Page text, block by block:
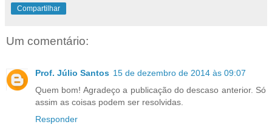
Compartilhar
Um comentário:
Prof. Júlio Santos 15 de dezembro de 2014 às 09:07
Quem bom! Agradeço a publicação do descaso anterior. Só
assim as coisas podem ser resolvidas.
Responder